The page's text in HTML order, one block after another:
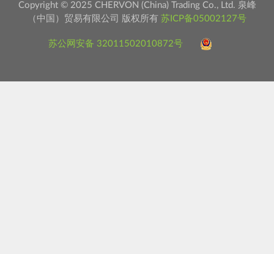
Copyright © 2025 CHERVON (China) Trading Co., Ltd. 泉峰
（中国）贸易有限公司 版权所有 苏ICP备05002127号
苏公网安备 32011502010872号